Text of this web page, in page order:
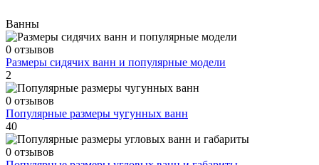
Ванны
0 отзывов
Размеры сидячих ванн и популярные модели
2
0 отзывов
Популярные размеры чугунных ванн
40
0 отзывов